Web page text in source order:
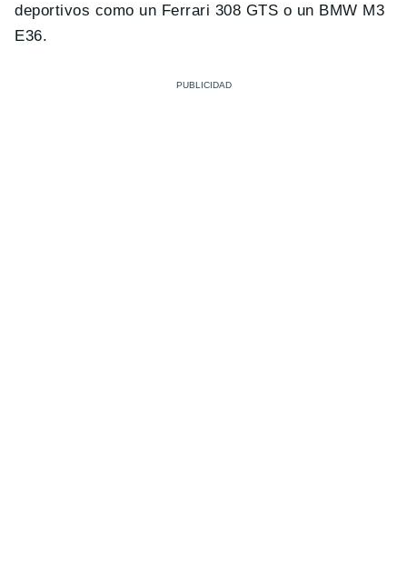
deportivos como un Ferrari 308 GTS o un BMW M3
E36.